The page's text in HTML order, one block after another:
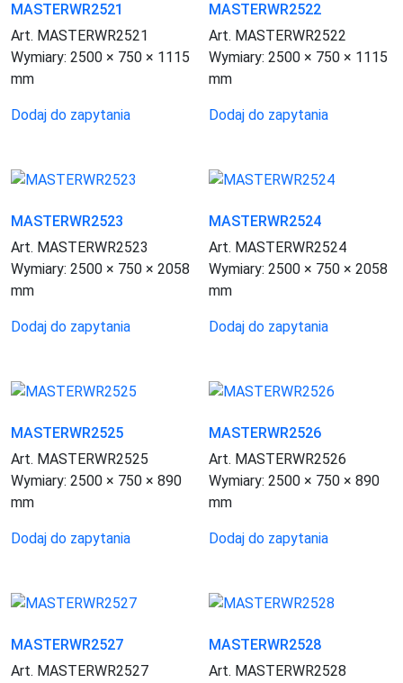
MASTERWR2521
Art. MASTERWR2521
Wymiary: 2500 × 750 × 1115
mm
Dodaj do zapytania
MASTERWR2522
Art. MASTERWR2522
Wymiary:2500 × 750 × 1115
mm
Dodaj do zapytania
MASTERWR2523
Art. MASTERWR2523
Wymiary: 2500 × 750 × 2058
mm
Dodaj do zapytania
MASTERWR2524
Art. MASTERWR2524
Wymiary:2500 × 750 × 2058
mm
Dodaj do zapytania
MASTERWR2525
Art. MASTERWR2525
Wymiary: 2500 × 750 × 890
mm
Dodaj do zapytania
MASTERWR2526
Art. MASTERWR2526
Wymiary:2500 × 750 × 890
mm
Dodaj do zapytania
MASTERWR2527
Art. MASTERWR2527
MASTERWR2528
Art. MASTERWR2528